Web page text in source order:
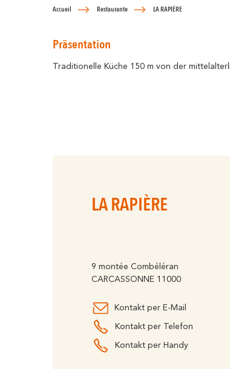
Accueil Restaurante LA RAPIÈRE
Präsentation
Traditionelle Küche 150 m von der
LA RAPIÈRE
9 montée Combéléran
CARCASSONNE 11000
Kontakt per E-Mail
Kontakt per Telefon
Kontakt per Handy